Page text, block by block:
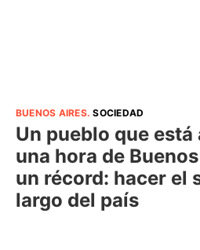
BUENOS AIRES.SOCIEDAD
Un pueblo que está
una hora de
un récord: hacer el
largo del país